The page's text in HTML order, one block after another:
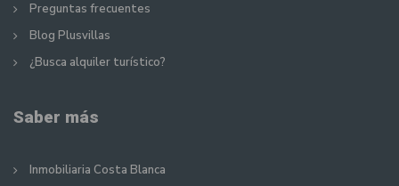
Preguntas frecuentes
Blog Plusvillas
¿Busca alquiler turístico?
Saber más
Inmobiliaria Costa Blanca